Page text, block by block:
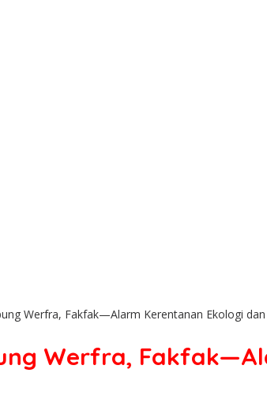
Werfra, Fakfak—Alarm Kerentanan Ekologi
Werfra,